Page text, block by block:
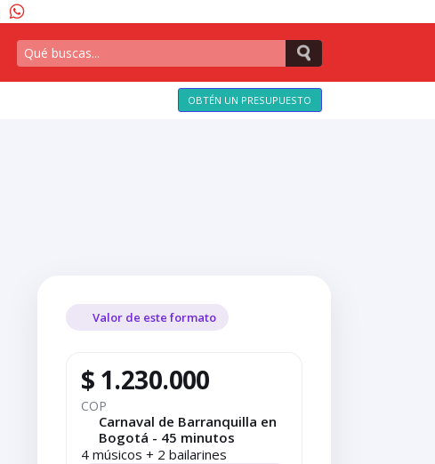
OBTÉN UN PRESUPUESTO
Valor de este formato
$ 1.230.000
COP
Carnaval de Barranquilla en
Bogotá - 45 minutos
4 músicos + 2 bailarines